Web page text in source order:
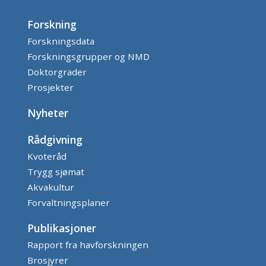
Forskning
Forskningsdata
Forskningsgrupper og NMD
Doktorgrader
Prosjekter
Nyheter
Rådgivning
Kvoteråd
Trygg sjømat
Akvakultur
Forvaltningsplaner
Publikasjoner
Rapport fra havforskningen
Brosjyrer